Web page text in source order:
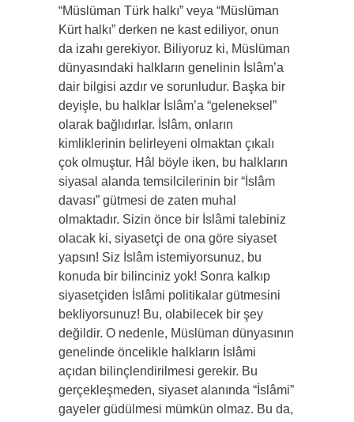
“Müslüman Türk halkı” veya “Müslüman
Kürt halkı” derken ne kast ediliyor, onun
da izahı gerekiyor. Biliyoruz ki, Müslüman
dünyasındaki halkların genelinin İslâm’a
dair bilgisi azdır ve sorunludur. Başka bir
deyişle, bu halklar İslâm’a “geleneksel”
olarak bağlıdırlar. İslâm, onların
kimliklerinin belirleyeni olmaktan çıkalı
çok olmuştur. Hâl böyle iken, bu halkların
siyasal alanda temsilcilerinin bir “İslâm
davası” gütmesi de zaten muhal
olmaktadır. Sizin önce bir İslâmi talebiniz
olacak ki, siyasetçi de ona göre siyaset
yapsın! Siz İslâm istemiyorsunuz, bu
konuda bir bilinciniz yok! Sonra kalkıp
siyasetçiden İslâmi politikalar gütmesini
bekliyorsunuz! Bu, olabilecek bir şey
değildir. O nedenle, Müslüman dünyasının
genelinde öncelikle halkların İslâmi
açıdan bilinçlendirilmesi gerekir. Bu
gerçekleşmeden, siyaset alanında “İslâmi”
gayeler güdülmesi mümkün olmaz. Bu da,